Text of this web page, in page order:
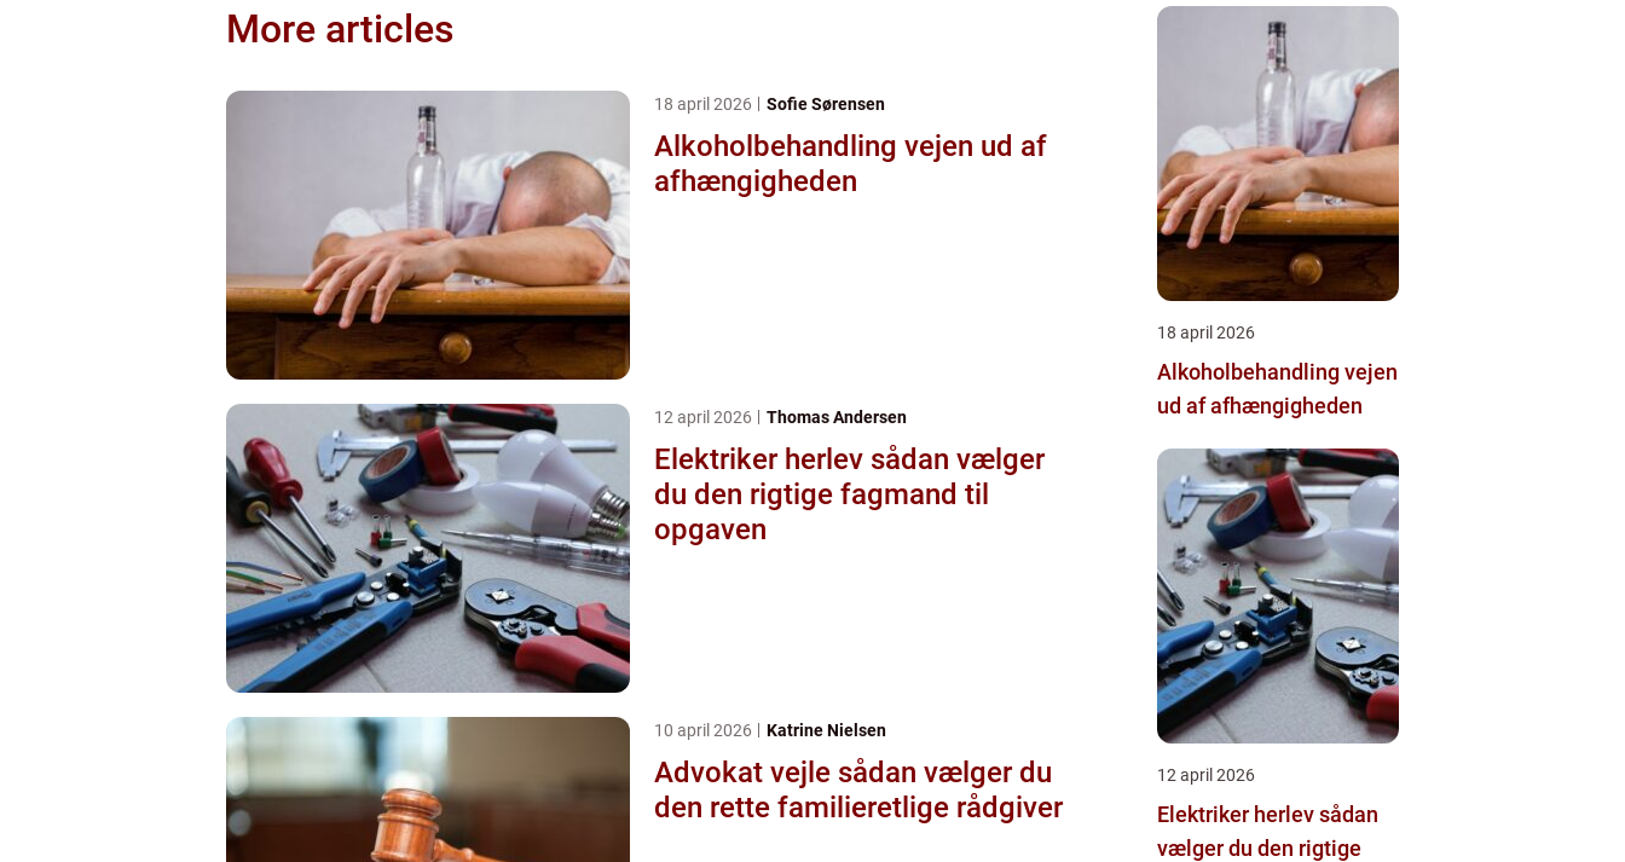
More articles
18 april 2026 Sofie Sørensen
Alkoholbehandling vejen ud af
afhængigheden
12 april 2026 Thomas Andersen
Elektriker herlev sådan vælger
du den rigtige fagmand til
opgaven
10 april 2026 Katrine Nielsen
Advokat vejle sådan vælger du
den rette familieretlige rådgiver
18 april 2026
Alkoholbehandling vejen
ud af afhængigheden
12 april 2026
Elektriker herlev sådan
vælger du den rigtige